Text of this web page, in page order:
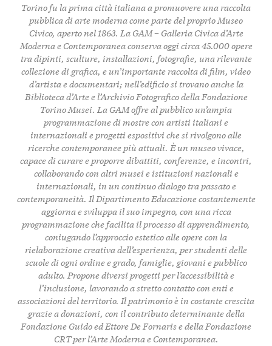
Torinofu la prima città italiana a promuovere unaraccolta
pubblica di arte modernacome parte del proprioMuseo
Civico, aperto nel1863. LaGAM – Galleria Civica d’Arte
Moderna e Contemporaneaconserva oggi circa45.000 opere
tradipinti, sculture, installazioni, fotografie, una rilevante
collezione di grafica, e un’importante raccolta di film, video
d’artistaedocumentari; nell’edificio si trovano anche la
Biblioteca d’Artee l’Archivio FotograficodellaFondazione
Torino Musei. La GAM offre al pubblico un’ampia
programmazione di mostrecon artisti italiani e
internazionali e progetti espositivi che si rivolgono alle
ricerche contemporanee più attuali. È un museo vivace,
capace di curare e proporredibattiti, conferenze, eincontri,
collaborando con altri musei e istituzioni nazionali e
internazionali, in un continuo dialogo trapassatoe
contemporaneità. IlDipartimento Educazionecostantemente
aggiorna e sviluppa il suo impegno, con una ricca
programmazione che facilita il processo di apprendimento,
coniugando l’approccio estetico alle opere con la
rielaborazione creativa dell’esperienza, perstudentidelle
scuole di ogni ordine e grado, famiglie, giovanie pubblico
adulto. Propone diversi progetti per l’accessibilitàe
l’inclusione, lavorando a stretto contatto con enti e
associazioni del territorio. Ilpatrimonioè in costante crescita
grazie adonazioni, con il contributo determinante della
Fondazione Guido ed Ettore De Fornarise dellaFondazione
CRTper l’Arte ModernaeContemporanea.